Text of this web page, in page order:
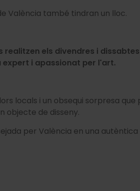
València també tindran un lloc.
realitzen els divendres i
i apassionat per l'art.
locals i un obsequi sorpresa que
objecte de disseny.
per València en una